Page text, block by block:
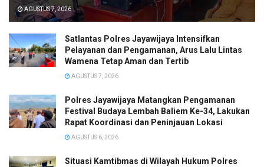
AGUSTUS 7, 2026
Satlantas Polres Jayawijaya Intensifkan
Pelayanan dan Pengamanan, Arus Lalu Lintas
Wamena Tetap Aman dan Tertib
AGUSTUS 7, 2026
Polres Jayawijaya Matangkan Pengamanan
Festival Budaya Lembah Baliem Ke-34, Lakukan
Rapat Koordinasi dan Peninjauan Lokasi
AGUSTUS 6, 2026
Situasi Kamtibmas di Wilayah Hukum Polres